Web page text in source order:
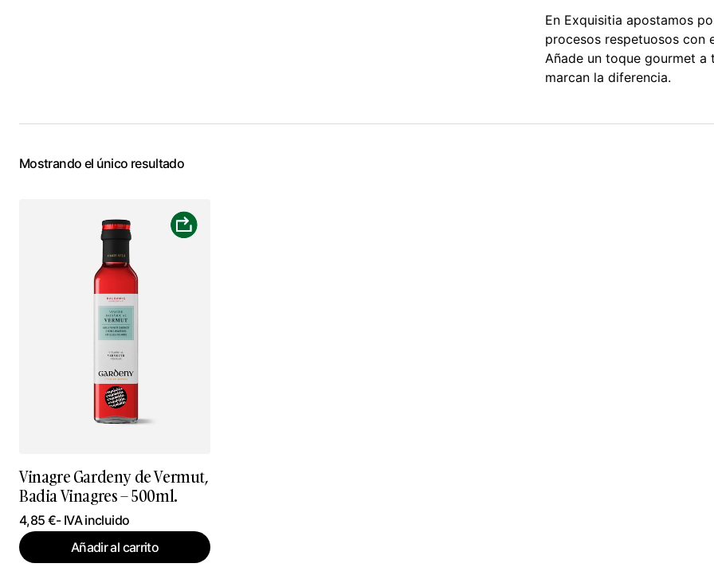
En Exquisitia apostamos
procesos respetuosos con
Añade un toque gourmet a
marcan la diferencia.
Mostrando el único resultado
Vinagre Gardeny de Vermut,
Badia Vinagres – 500ml.
4,85 €- IVA incluido
Añadir al carrito